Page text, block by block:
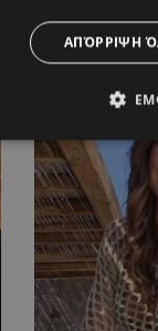
ΑΠΌΡΡΙΨΗ